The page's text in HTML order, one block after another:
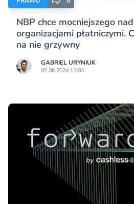
NBP chce mocniejszego
organizacjami płatniczymi.
na nie grzywny
GABRIEL URYNIUK
05.08.2026 15:03